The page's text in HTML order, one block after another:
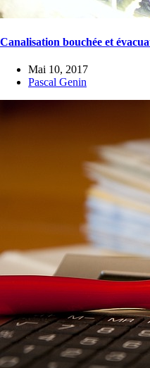
Canalisation bouchée et
Mai 10, 2017
Pascal Genin